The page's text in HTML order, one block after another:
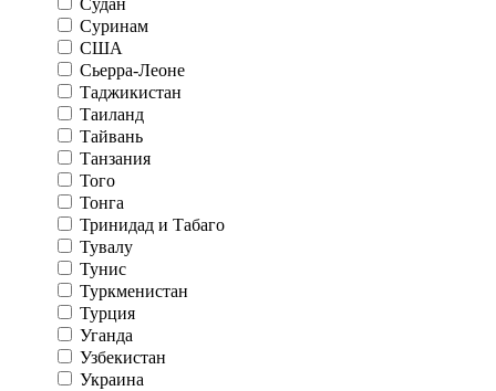
Суринам
США
Сьерра-Леоне
Таджикистан
Таиланд
Тайвань
Танзания
Того
Тонга
Тринидад и Табаго
Тувалу
Тунис
Туркменистан
Турция
Уганда
Узбекистан
Украина